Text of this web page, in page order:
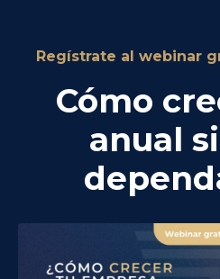
Regístrate al webinar
Cómo
anual